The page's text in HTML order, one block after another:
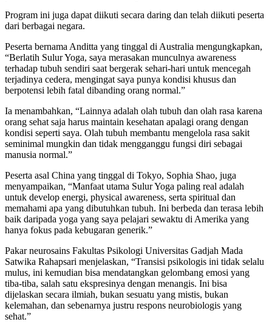
Program ini juga dapat diikuti secara daring dan telah diikuti peserta
dari berbagai negara.
Peserta bernama Anditta yang tinggal di Australia mengungkapkan,
“Berlatih Sulur Yoga, saya merasakan munculnya awareness
terhadap tubuh sendiri saat bergerak sehari-hari untuk mencegah
terjadinya cedera, mengingat saya punya kondisi khusus dan
berpotensi lebih fatal dibanding orang normal.”
Ia menambahkan, “Lainnya adalah olah tubuh dan olah rasa karena
orang sehat saja harus maintain kesehatan apalagi orang dengan
kondisi seperti saya. Olah tubuh membantu mengelola rasa sakit
seminimal mungkin dan tidak mengganggu fungsi diri sebagai
manusia normal.”
Peserta asal China yang tinggal di Tokyo, Sophia Shao, juga
menyampaikan, “Manfaat utama Sulur Yoga paling real adalah
untuk develop energi, physical awareness, serta spiritual dan
memahami apa yang dibutuhkan tubuh. Ini berbeda dan terasa lebih
baik daripada yoga yang saya pelajari sewaktu di Amerika yang
hanya fokus pada kebugaran generik.”
Pakar neurosains Fakultas Psikologi Universitas Gadjah Mada
Satwika Rahapsari menjelaskan, “Transisi psikologis ini tidak selalu
mulus, ini kemudian bisa mendatangkan gelombang emosi yang
tiba-tiba, salah satu ekspresinya dengan menangis. Ini bisa
dijelaskan secara ilmiah, bukan sesuatu yang mistis, bukan
kelemahan, dan sebenarnya justru respons neurobiologis yang
sehat.”